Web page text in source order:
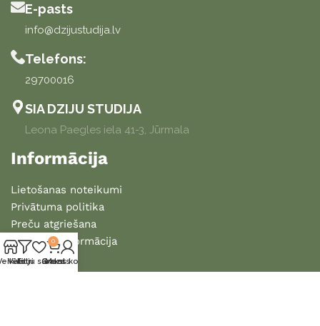
E-pasts
info@dzijustudija.lv
Telefons:
29700016
SIA DZIJU STUDIJA
Leona Paegles iela 41-3, Jūrmala
Informācija
Lietošanas noteikumi
Privātuma politika
Preču atgriešana
Piegādes informācija
Filtri
Vēlmju saraksts
0
Grozs
Mans konts